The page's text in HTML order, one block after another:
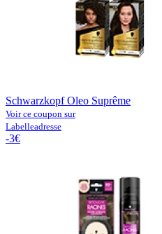
Schwarzkopf Oleo Suprême
Voir ce coupon sur
Labelleadresse
-3€